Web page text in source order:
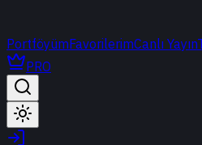
PortföyümFavorilerimCanlı Yayın
PRO